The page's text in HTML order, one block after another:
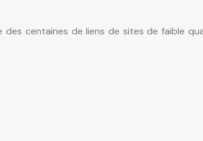
centaines de liens de sites de faible